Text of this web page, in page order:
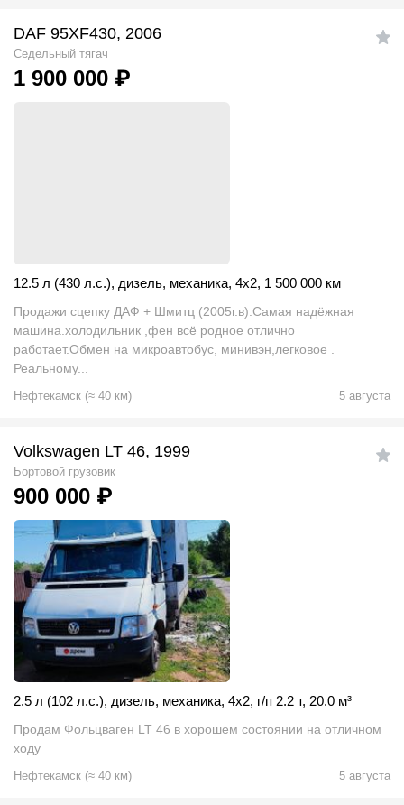
DAF 95XF430, 2006
Седельный тягач
1 900 000 ₽
12.5 л (430 л.с.), дизель, механика, 4x2, 1 500 000 км
Продажи сцепку ДАФ + Шмитц (2005г.в).Самая надёжная
машина.холодильник ,фен всё родное отлично
работает.Обмен на микроавтобус, минивэн,легковое .
Реальному...
Нефтекамск (≈ 40 км) 5 августа
Volkswagen LT 46, 1999
Бортовой грузовик
900 000 ₽
2.5 л (102 л.с.), дизель, механика, 4x2, г/п 2.2 т, 20.0 м³
Продам Фольцваген LT 46 в хорошем состоянии на отличном
ходу
Нефтекамск (≈ 40 км) 5 августа